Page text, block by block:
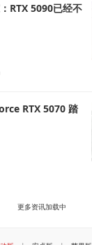
RTX 5090已经不
RTX 5070 踏
更多资讯加载中